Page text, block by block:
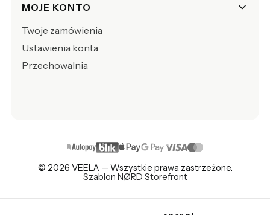
MOJE KONTO
Twoje zamówienia
Ustawienia konta
Przechowalnia
© 2026 VEELA — Wszystkie prawa zastrzeżone.
Szablon NØRD Storefront